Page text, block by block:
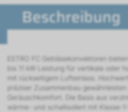
Beschreibung
ESTRO FC Gebläsekonvektoren
bis 11 kW Leistung für vertikale oder
mit rückseitigem Lufteinlass.
präziser Zusammenbau
Geräuschkomfort. Die Basis aus
wärme- und schallisoliert mit Klasse-